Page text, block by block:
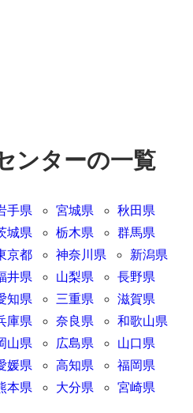
ンターの一覧
手県 宮城県
秋田県
城県 栃木県
群馬県
京都 神奈川県
新潟県
井県 山梨県
長野県
知県 三重県
滋賀県
庫県 奈良県
和歌山県
山県 広島県
山口県
媛県 高知県
福岡県
本県 大分県
宮崎県